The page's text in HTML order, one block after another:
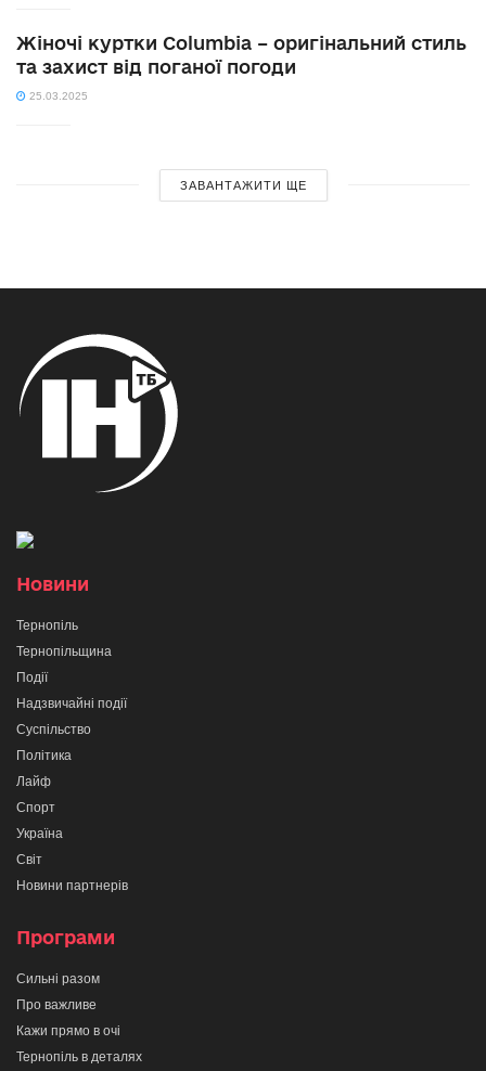
Жіночі куртки Columbia – оригінальний стиль
та захист від поганої погоди
25.03.2025
ЗАВАНТАЖИТИ ЩЕ
Новини
Тернопіль
Тернопільщина
Події
Надзвичайні події
Суспільство
Політика
Лайф
Спорт
Україна
Світ
Новини партнерів
Програми
Сильні разом
Про важливе
Кажи прямо в очі
Тернопіль в деталях